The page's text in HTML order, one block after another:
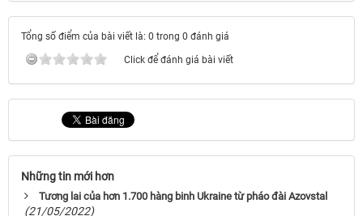
Tổng số điểm của bài viết là: 0 trong 0 đánh giá
Click để đánh giá bài viết
Những tin mới hơn
Tương lai của hơn 1.700 hàng binh Ukraine từ pháo đài Azovstal
(21/05/2022)